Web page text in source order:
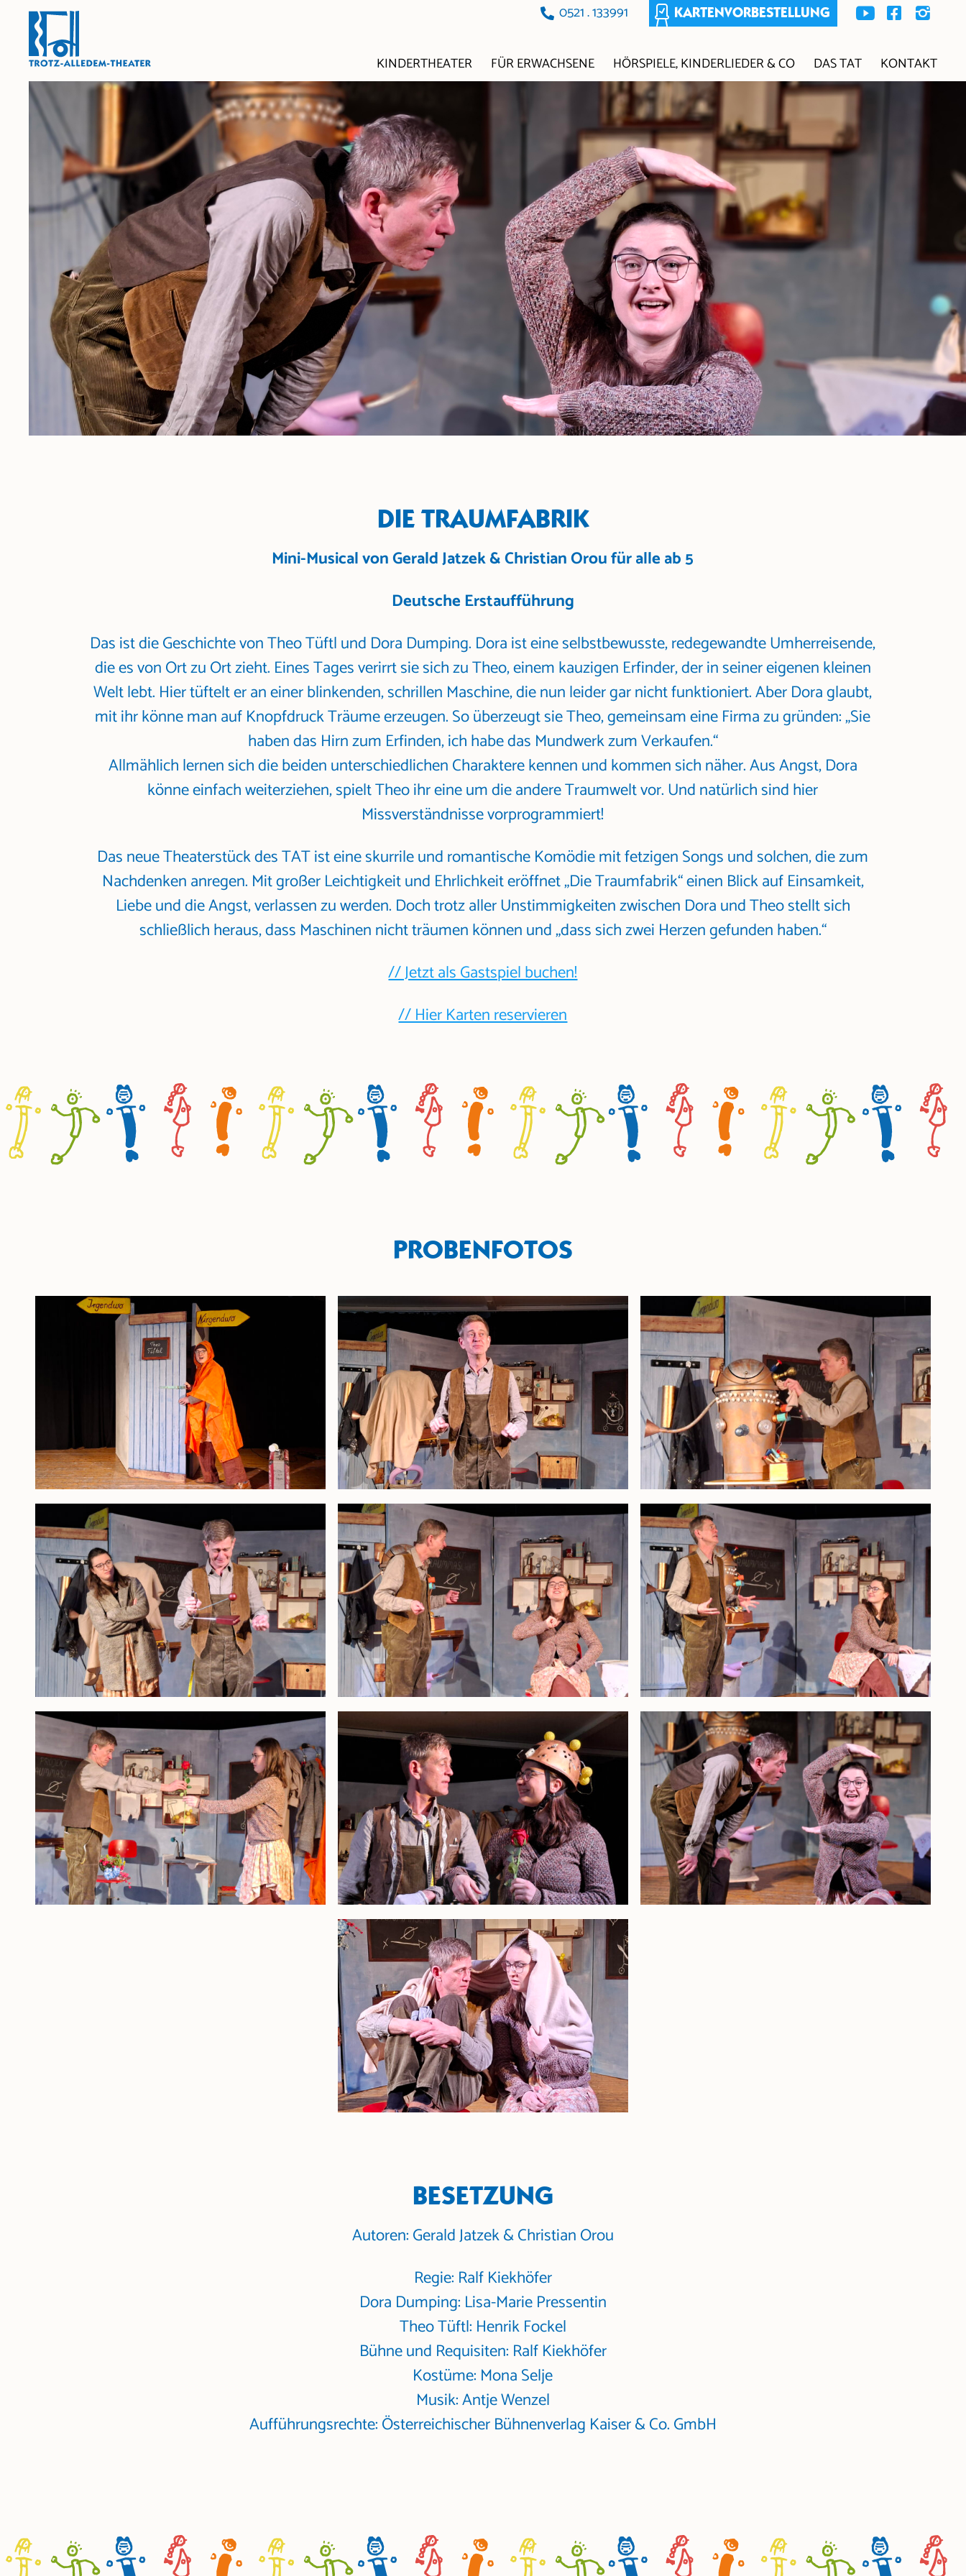
0521 . 133991 KARTENVORBESTELLUNG
KINDERTHEATER FÜR ERWACHSENE HÖRSPIELE, KINDERLIEDER & CO DAS TAT KONTAKT
DIE TRAUMFABRIK
Mini-Musical von Gerald Jatzek & Christian Orou für alle ab 5
Deutsche Erstaufführung
Das ist die Geschichte von Theo Tüftl und Dora Dumping. Dora ist eine selbstbewusste, redegewandte Umherreisende,
die es von Ort zu Ort zieht. Eines Tages verirrt sie sich zu Theo, einem kauzigen Erfinder, der in seiner eigenen kleinen
Welt lebt. Hier tüftelt er an einer blinkenden, schrillen Maschine, die nun leider gar nicht funktioniert. Aber Dora glaubt,
mit ihr könne man auf Knopfdruck Träume erzeugen. So überzeugt sie Theo, gemeinsam eine Firma zu gründen: „Sie
haben das Hirn zum Erfinden, ich habe das Mundwerk zum Verkaufen.“
Allmählich lernen sich die beiden unterschiedlichen Charaktere kennen und kommen sich näher. Aus Angst, Dora
könne einfach weiterziehen, spielt Theo ihr eine um die andere Traumwelt vor. Und natürlich sind hier
Missverständnisse vorprogrammiert!
Das neue Theaterstück des TAT ist eine skurrile und romantische Komödie mit fetzigen Songs und solchen, die zum
Nachdenken anregen. Mit großer Leichtigkeit und Ehrlichkeit eröffnet „Die Traumfabrik“ einen Blick auf Einsamkeit,
Liebe und die Angst, verlassen zu werden. Doch trotz aller Unstimmigkeiten zwischen Dora und Theo stellt sich
schließlich heraus, dass Maschinen nicht träumen können und „dass sich zwei Herzen gefunden haben.“
// Jetzt als Gastspiel buchen!
// Hier Karten reservieren
PROBENFOTOS
BESETZUNG
Autoren: Gerald Jatzek & Christian Orou
Regie: Ralf Kiekhöfer
Dora Dumping: Lisa-Marie Pressentin
Theo Tüftl: Henrik Fockel
Bühne und Requisiten: Ralf Kiekhöfer
Kostüme: Mona Selje
Musik: Antje Wenzel
Aufführungsrechte: Österreichischer Bühnenverlag Kaiser & Co. GmbH